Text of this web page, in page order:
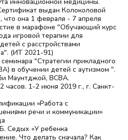
инновационной медицины.
выдан Колоколовой
что она 1 февраля - 7 апреля
в марафоне "Обучающий курс
игровой терапии для
с расстройствами
(ИТ 2021-91)
"Стратегии прикладного
в обучении детей с аутизмом ".
Маунтджой, ВСВА.
1-2 июня 2019 г., г. Санкт-
«Работа с
речи и коммуникации»
Седых «У ребенка
Что делать сначала? Как